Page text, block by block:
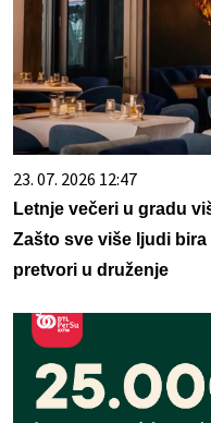
23. 07. 2026 12:47
Letnje večeri u gradu
Zašto sve više ljudi
pretvori u druženje